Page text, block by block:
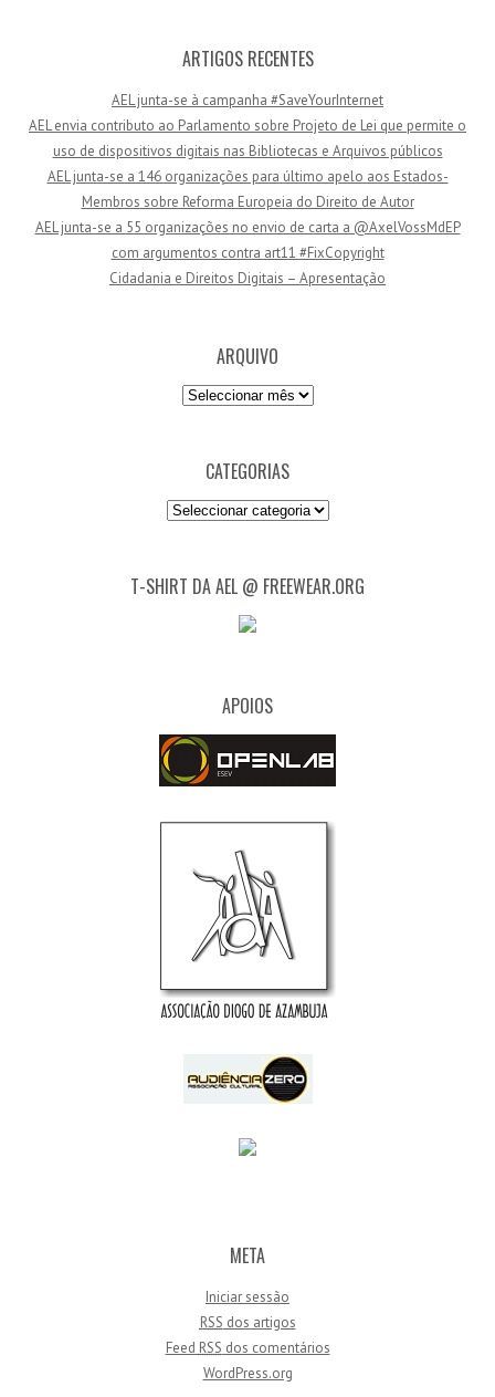
e
ARTIGOS RECENTES
AEL junta-se à campanha #SaveYourInternet
AEL envia contributo ao Parlamento sobre Projeto de Lei que permite o
uso de dispositivos digitais nas Bibliotecas e Arquivos públicos
AEL junta-se a 146 organizações para último apelo aos Estados-
Membros sobre Reforma Europeia do Direito de Autor
AEL junta-se a 55 organizações no envio de carta a @AxelVossMdEP
com argumentos contra art11 #FixCopyright
Cidadania e Direitos Digitais – Apresentação
ARQUIVO
Arquivo
CATEGORIAS
Categorias
T-SHIRT DA AEL @ FREEWEAR.ORG
APOIOS
META
Iniciar sessão
RSS dos artigos
Feed RSS dos comentários
WordPress.org